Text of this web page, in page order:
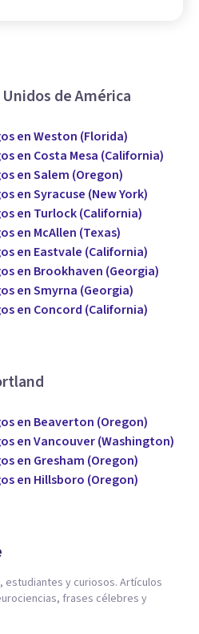
de América
en Weston (Florida)
en Costa Mesa (California)
en Salem (Oregon)
en Syracuse (New York)
en Turlock (California)
en McAllen (Texas)
en Eastvale (California)
en Brookhaven (Georgia)
en Smyrna (Georgia)
en Concord (California)
en Beaverton (Oregon)
en Vancouver (Washington)
en Gresham (Oregon)
en Hillsboro (Oregon)
y curiosos. Artículos
frases célebres y